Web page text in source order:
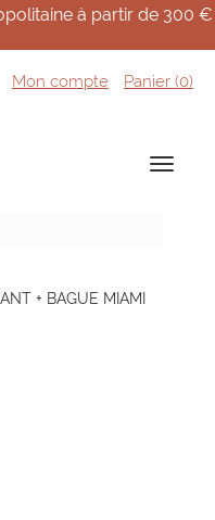
à partir de 300 €
Mon compte Panier (0)
+ BAGUE MIAMI